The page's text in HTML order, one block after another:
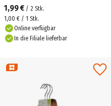
1,99 € / 2 Stk.
1,00 € / 1 Stk.
Online verfügbar
In die Filiale lieferbar